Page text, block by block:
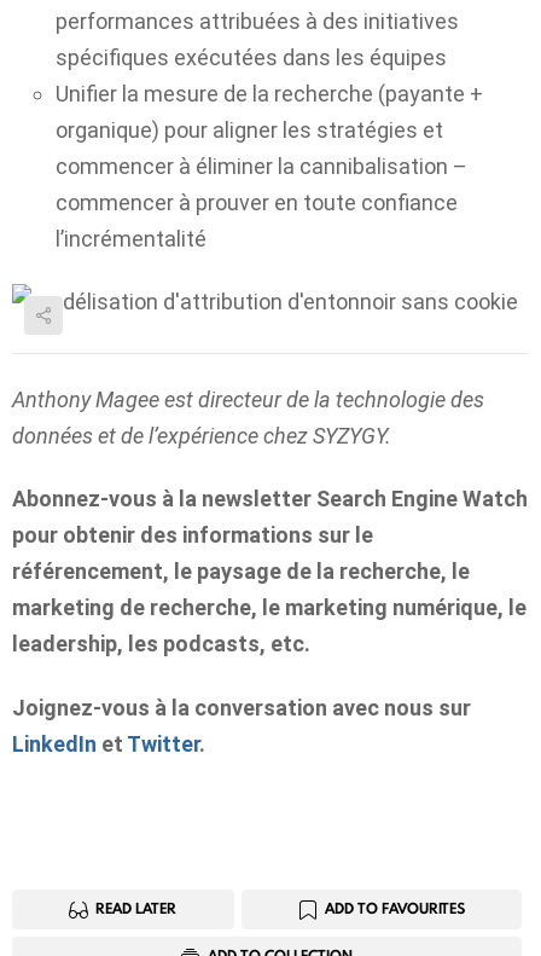
performances attribuées à des initiatives
spécifiques exécutées dans les équipes
Unifier la mesure de la recherche (payante +
organique) pour aligner les stratégies et
commencer à éliminer la cannibalisation –
commencer à prouver en toute confiance
l’incrémentalité
Anthony Magee est directeur de la technologie des
données et de l’expérience chez SYZYGY.
Abonnez-vous à la newsletter Search Engine Watch
pour obtenir des informations sur le
référencement, le paysage de la recherche, le
marketing de recherche, le marketing numérique, le
leadership, les podcasts, etc.
Joignez-vous à la conversation avec nous sur
LinkedIn et Twitter.
READ LATER ADD TO FAVOURITES